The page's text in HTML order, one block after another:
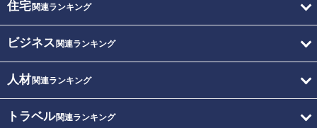
住宅関連ランキング
ビジネス 関連ランキング
人材関連ランキング
トラベル関連ランキング